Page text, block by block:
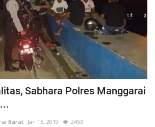
Sabhara Polres Manggarai
Barat Jan 15, 2019 2453